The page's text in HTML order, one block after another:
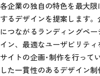
各企業の独自の特色を最大
するデザインを提案します
につながるランディングペ
イン、最適なユーザビリテ
サイトの企画･制作を行って
した一貫性のあるデザイン制